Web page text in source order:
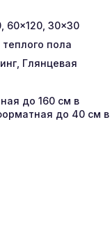
60x120, 30x30
пола
Глянцевая
до 160 см в
до 40 см в